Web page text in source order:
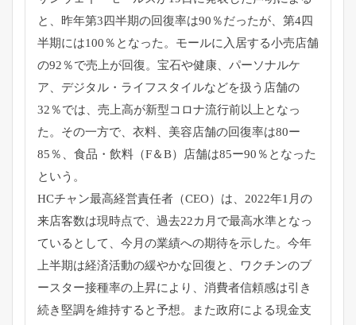
と、昨年第3四半期の回復率は90％だったが、第4四
半期には100％となった。モールに入居する小売店舗
の92％で売上が回復。宝石や健康、パーソナルケ
ア、デジタル・ライフスタイルなどを扱う店舗の
32％では、売上高が新型コロナ流行前以上となっ
た。その一方で、衣料、美容店舗の回復率は80ー
85％、食品・飲料（F＆B）店舗は85ー90％となった
という。
HCチャン最高経営責任者（CEO）は、2022年1月の
来店客数は現時点で、過去22カ月で最高水準となっ
ているとして、今月の業績への期待を示した。今年
上半期は経済活動の緩やかな回復と、ワクチンのブ
ースター接種率の上昇により、消費者信頼感は引き
続き堅調を維持すると予想。また政府による現金支